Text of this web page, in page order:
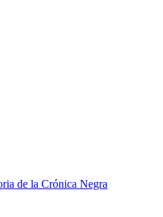
de la Crónica Negra